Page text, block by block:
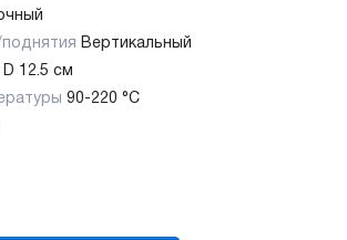
Вертикальный
D 12.5 см
90-220 °С